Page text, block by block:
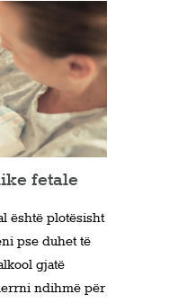
fetale
është plotësisht
pse duhet të
gjatë
ndihmë për